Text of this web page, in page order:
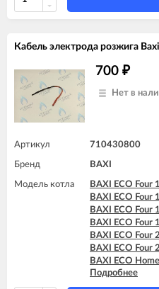
BAXI
Кабель электрода розжига
700 ₽
Нет в
Артикул 710430800
Бренд BAXI
Модель котла
BAXI ECO Four
BAXI ECO Four
BAXI ECO Four
BAXI ECO Four
BAXI ECO Four
BAXI ECO Four
BAXI ECO
BAXI ECO
BAXI ECO
Подробнее